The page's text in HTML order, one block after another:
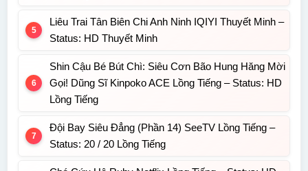
Liêu Trai Tân Biên Chi Anh Ninh IQIYI Thuyết Minh –
Status: HD Thuyết Minh
Shin Cậu Bé Bút Chì: Siêu Cơn Bão Hung Hăng Mời
Gọi! Dũng Sĩ Kinpoko ACE Lồng Tiếng – Status: HD
Lồng Tiếng
Đội Bay Siêu Đẳng (Phần 14) SeeTV Lồng Tiếng –
Status: 20 / 20 Lồng Tiếng